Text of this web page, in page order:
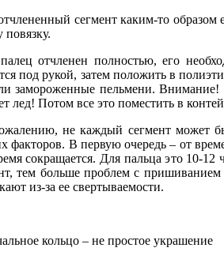
сегмент каким-то образом
повязку.
отчленен полностью, его
под рукой, затем положить в
замороженные пельмени. Внимание!
лед! Потом все это поместить в
не каждый сегмент может
факторов. В первую очередь – от
сокращается. Для пальца это 10-12
тем больше проблем с пришиванием
из-за ее свертываемости.
кольцо – не простое украшение